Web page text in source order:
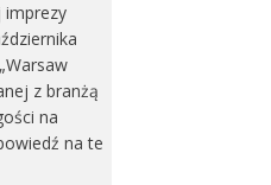
imprezy
z branżą
na
na te